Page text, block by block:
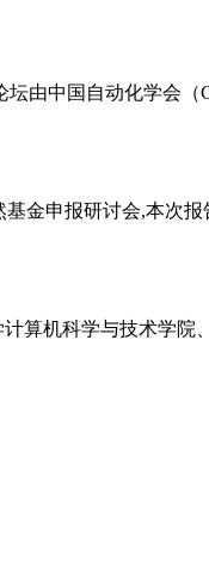
坛由中国自动化学会
金申报研讨会,本次
算机科学与技术学院